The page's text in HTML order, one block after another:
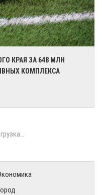
КРАЯ ЗА 648 МЛН
КОМПЛЕКСА